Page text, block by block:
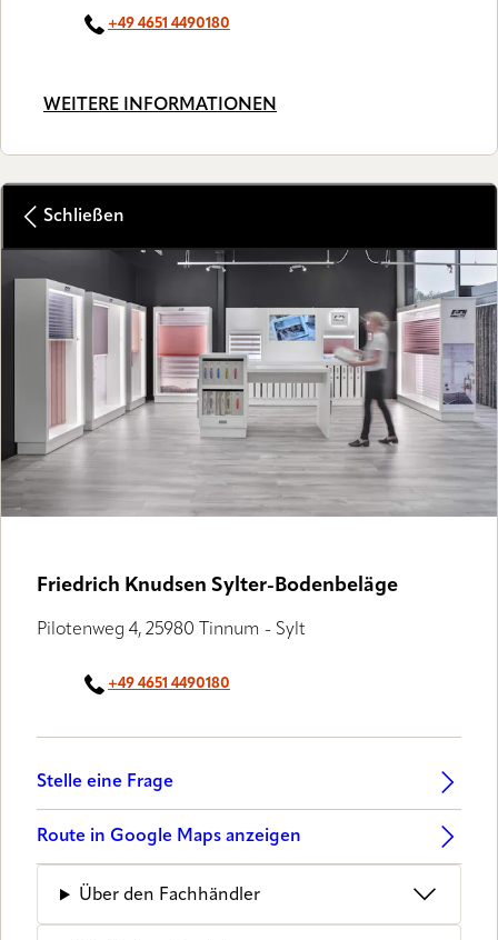
+49 4651 4490180
WEITERE INFORMATIONEN
Schließen
Friedrich Knudsen Sylter-Bodenbeläge
Pilotenweg 4, 25980 Tinnum - Sylt
+49 4651 4490180
Stelle eine Frage
Route in Google Maps anzeigen
Über den Fachhändler